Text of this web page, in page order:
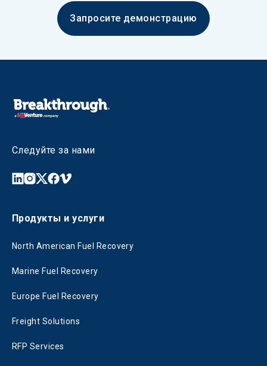
Запросите демонстрацию
Следуйте за нами
Продукты и услуги
North American Fuel Recovery
Marine Fuel Recovery
Europe Fuel Recovery
Freight Solutions
RFP Services